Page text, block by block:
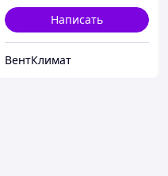
Написать
ВентКлимат